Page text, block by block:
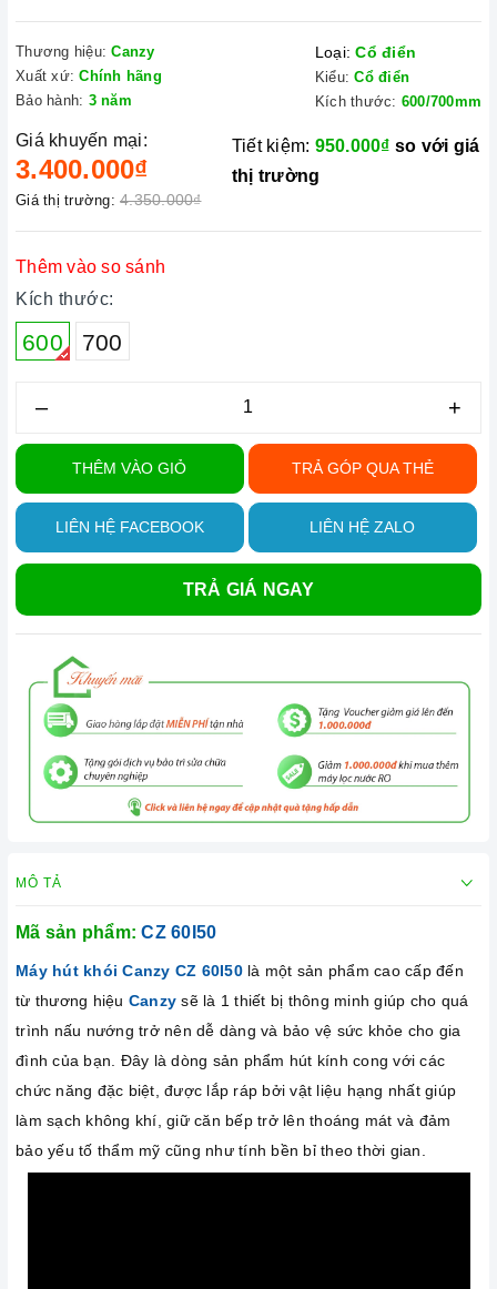
Thương hiệu: Canzy
Xuất xứ: Chính hãng
Bảo hành: 3 năm
Loại: Cổ điển
Kiểu: Cổ điển
Kích thước: 600/700mm
Giá khuyến mại:
3.400.000₫
Giá thị trường: 4.350.000₫
Tiết kiệm: 950.000₫ so với giá
thị trường
Thêm vào so sánh
Kích thước:
600 700
– +
THÊM VÀO GIỎ TRẢ GÓP QUA THẺ
LIÊN HỆ FACEBOOK LIÊN HỆ ZALO
TRẢ GIÁ NGAY
MÔ TẢ
Mã sản phẩm:CZ 60I50
Máy hút khói Canzy CZ 60I50là một sản phẩm cao cấp đến
từ thương hiệu Canzy sẽ là 1 thiết bị thông minh giúp cho quá
trình nấu nướng trở nên dễ dàng và bảo vệ sức khỏe cho gia
đình của bạn. Đây là dòng sản phẩm hút kính cong với các
chức năng đặc biệt, được lắp ráp bởi vật liệu hạng nhất giúp
làm sạch không khí, giữ căn bếp trở lên thoáng mát và đảm
bảo yếu tố thẩm mỹ cũng như tính bền bỉ theo thời gian.